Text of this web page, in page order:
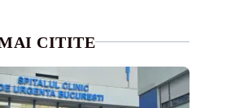
CITITE